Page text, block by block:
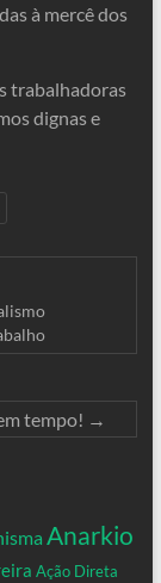
à mercê dos
trabalhadoras
dignas e
tempo! →
Anarkio
Ação Direta